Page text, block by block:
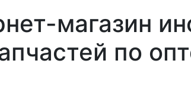
магазин
по